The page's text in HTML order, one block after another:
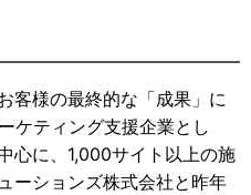
客様の最終的な「成果」に
ケティング支援企業とし
心に、1,000サイト以上の施
ーションズ株式会社と昨年